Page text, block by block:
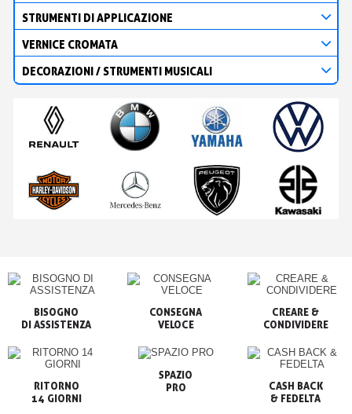
STRUMENTI DI APPLICAZIONE
VERNICE CROMATA
DECORAZIONI / STRUMENTI MUSICALI
BISOGNO
CONSEGNA
VELOCE
CREARE &
CONDIVIDERE
RITORNO
14 GIORNI
SPAZIO
PRO
CASH BACK
& FEDELTA